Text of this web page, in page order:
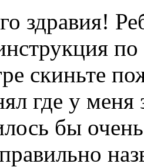
здравия!
скиньте
где у меня
бы